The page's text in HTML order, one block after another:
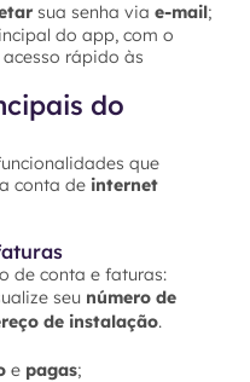
sua senha viae-mail;
do app, com o
rápido às
do
que
conta de internet
de conta e faturas:
seu número de
de instalação.
e pagas;